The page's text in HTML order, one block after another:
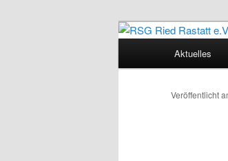
RSG
Sportliches
Aktuelles
Veröffentlicht